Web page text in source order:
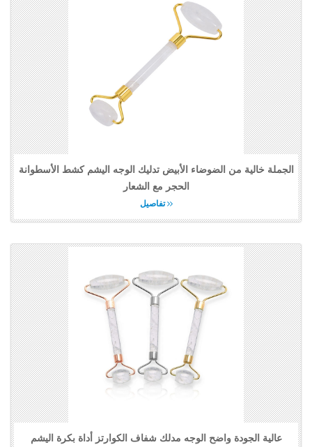
الجملة خالية من الضوضاء الأبيض تدليك الوجه اليشم كشط الأسطوانة
الحجر مع الشعار
تفاصيل
عالية الجودة واضح الوجه مدلك شفاف الكوارتز أداة بكرة اليشم